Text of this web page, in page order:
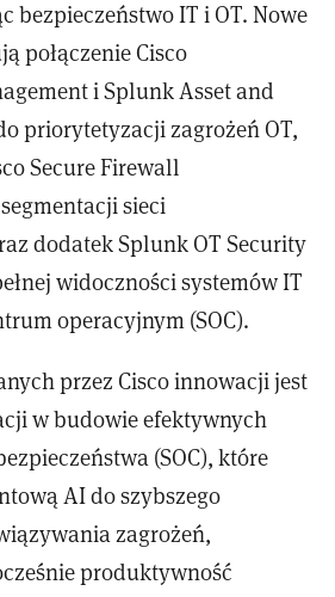
bezpieczeństwo IT i OT. Nowe
połączenie Cisco
i Splunk Asset and
priorytetyzacji zagrożeń OT,
Secure Firewall
sieci
dodatek Splunk OT Security
widoczności systemów IT
operacyjnym (SOC).
przez Cisco innowacji jest
w budowie efektywnych
(SOC), które
AI do szybszego
zagrożeń,
produktywność